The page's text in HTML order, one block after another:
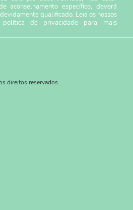
aconselhamento específico, deverá
qualificado. Leia os nossos
política de privacidade para mais
direitos reservados.